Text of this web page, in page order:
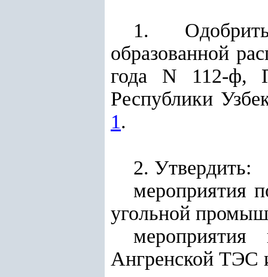
1.
образованной
года N 112-ф,
Республики
1.
2. Утвердить:
мероприятия
угольной
Ангренской ТЭС